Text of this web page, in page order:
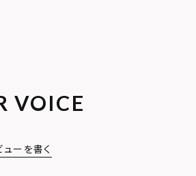
VOICE
ューを書く